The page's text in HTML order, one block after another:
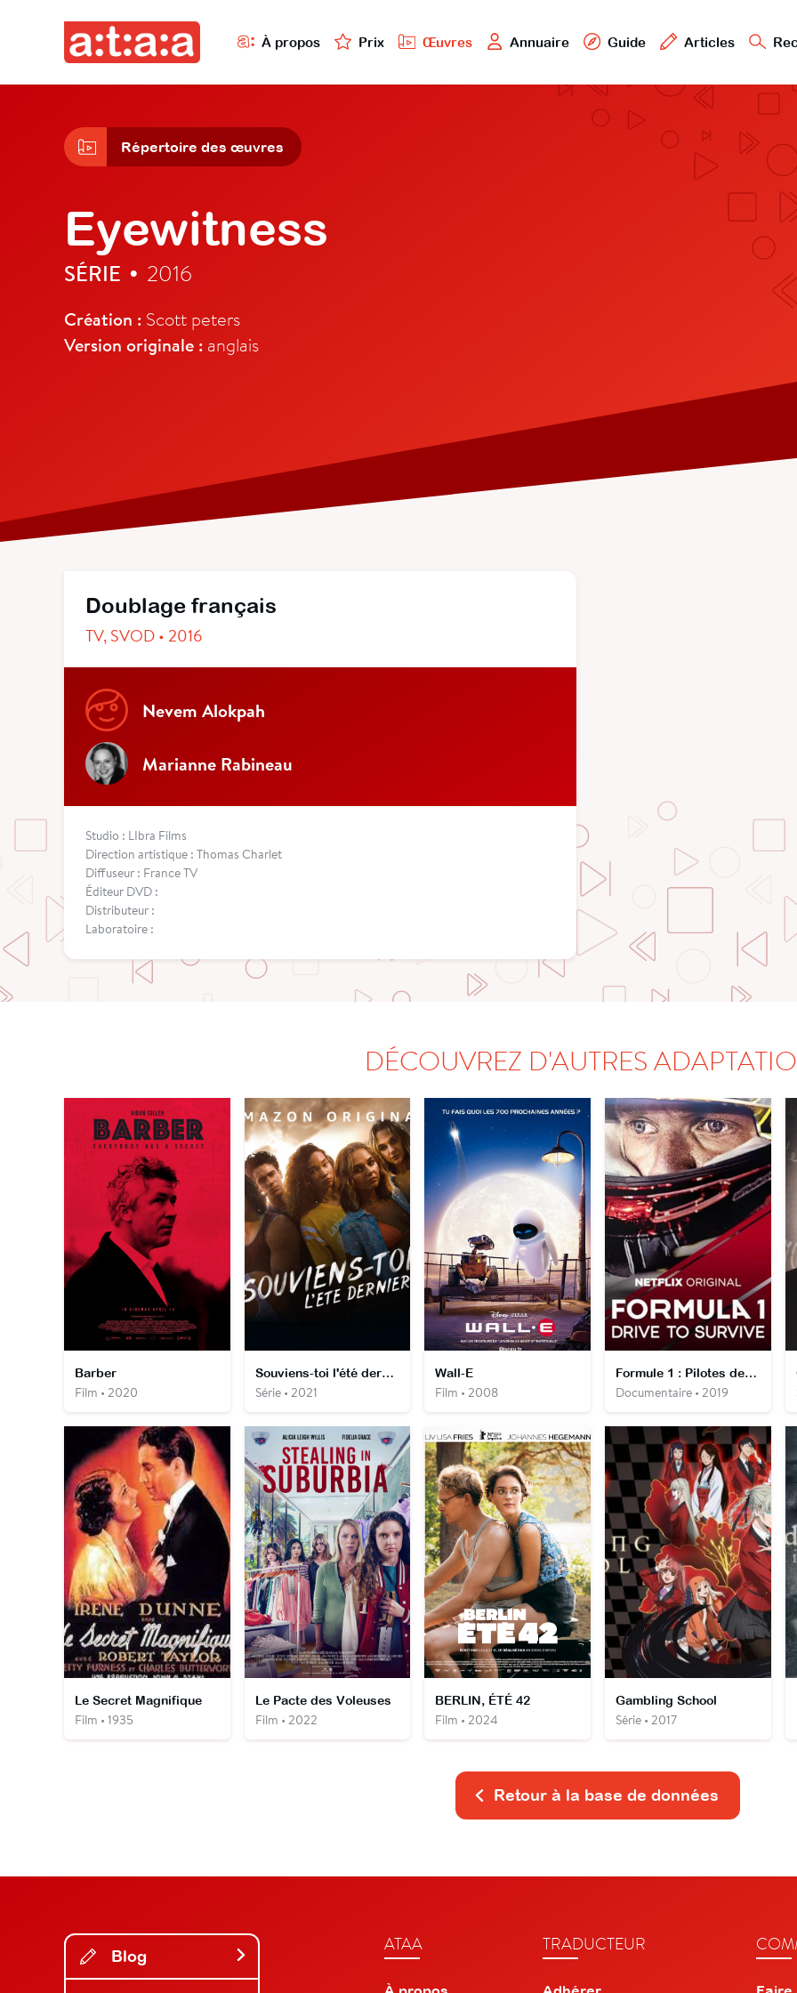
À propos Prix Œuvres Annuaire Guide Articles
Répertoire des œuvres
Eyewitness
SÉRIE • 2016
Création : Scott peters
Version originale : anglais
Doublage français
TV, SVOD • 2016
Nevem Alokpah
Marianne Rabineau
Studio : LIbra Films
Direction artistique : Thomas Charlet
Diffuseur : France TV
Éditeur DVD :
Distributeur :
Laboratoire :
DÉCOUVREZ D'AUTRES
Barber
Film • 2020
Souviens-toi l'été dernier
Série • 2021
Wall-E
Film • 2008
Formule 1 : Pilotes de leur destin
Documentaire • 2019
Le Secret Magnifique
Film • 1935
Le Pacte des Voleuses
Film • 2022
BERLIN, ÉTÉ 42
Film • 2024
Gambling School
Série • 2017
Retour à la base de données
Blog
ATAA TRADUCTEUR